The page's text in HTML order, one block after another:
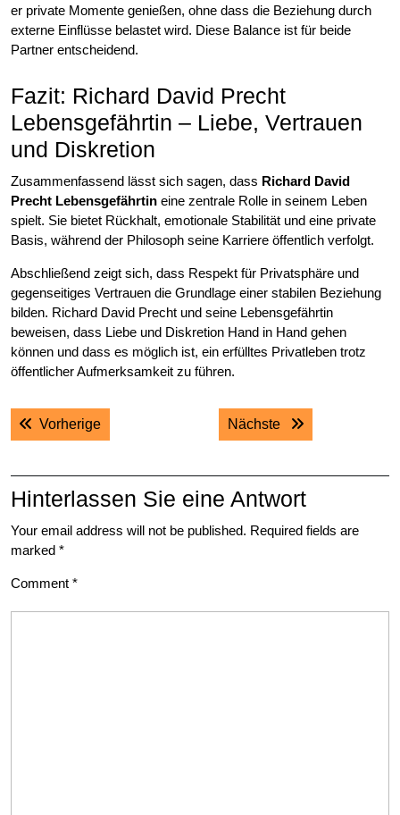
er private Momente genießen, ohne dass die Beziehung durch
externe Einflüsse belastet wird. Diese Balance ist für beide
Partner entscheidend.
Fazit: Richard David Precht
Lebensgefährtin – Liebe, Vertrauen
und Diskretion
Zusammenfassend lässt sich sagen, dass Richard David
Precht Lebensgefährtin eine zentrale Rolle in seinem Leben
spielt. Sie bietet Rückhalt, emotionale Stabilität und eine private
Basis, während der Philosoph seine Karriere öffentlich verfolgt.
Abschließend zeigt sich, dass Respekt für Privatsphäre und
gegenseitiges Vertrauen die Grundlage einer stabilen Beziehung
bilden. Richard David Precht und seine Lebensgefährtin
beweisen, dass Liebe und Diskretion Hand in Hand gehen
können und dass es möglich ist, ein erfülltes Privatleben trotz
öffentlicher Aufmerksamkeit zu führen.
Post
navigation
VorherigePrevious post: Nächste Next post:
Hinterlassen Sie eine Antwort
Your email address will not be published. Required fields are
marked *
Comment *